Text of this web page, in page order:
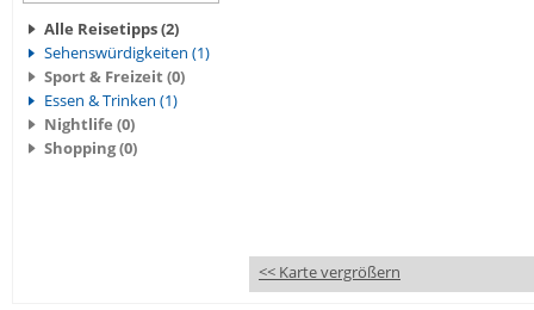
Alle Reisetipps (2)
Sehenswürdigkeiten (1)
Sport & Freizeit (0)
Essen & Trinken (1)
Nightlife (0)
Shopping (0)
<< Karte vergrößern